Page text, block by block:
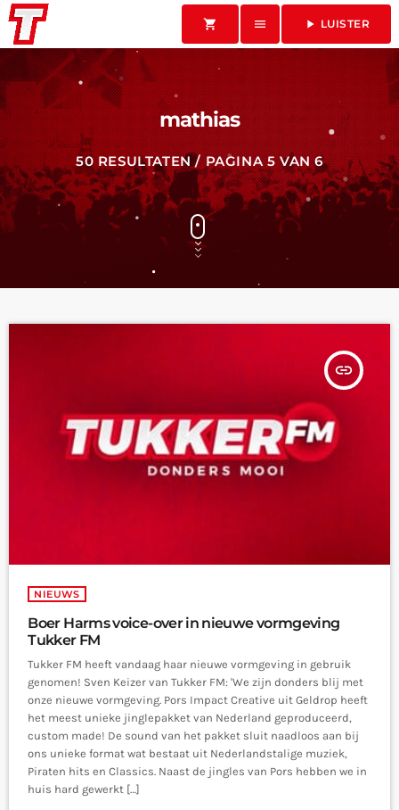
shopping_cart menu play_arrow LUISTER
mathias
50 RESULTATEN / PAGINA 5 VAN 6
insert_link
NIEUWS
Boer Harms voice-over in nieuwe vormgeving
Tukker FM
Tukker FM heeft vandaag haar nieuwe vormgeving in gebruik
genomen! Sven Keizer van Tukker FM: 'We zijn donders blij met
onze nieuwe vormgeving. Pors Impact Creative uit Geldrop heeft
het meest unieke jinglepakket van Nederland geproduceerd,
custom made! De sound van het pakket sluit naadloos aan bij
ons unieke format wat bestaat uit Nederlandstalige muziek,
Piraten hits en Classics. Naast de jingles van Pors hebben we in
huis hard gewerkt […]